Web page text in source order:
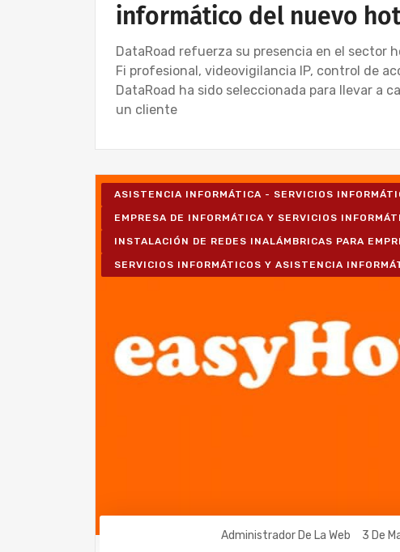
informático del nuevo
DataRoad refuerza su presencia en el sector
Fi profesional, videovigilancia IP, control de
DataRoad ha sido seleccionada para llevar a
un cliente
ASISTENCIA INFORMÁTICA - SERVICIOS
EMPRESA DE INFORMÁTICA Y SERVICIOS
INSTALACIÓN DE REDES INALÁMBRICAS PARA
SERVICIOS INFORMÁTICOS Y ASISTENCIA
Administrador De La Web 3 De